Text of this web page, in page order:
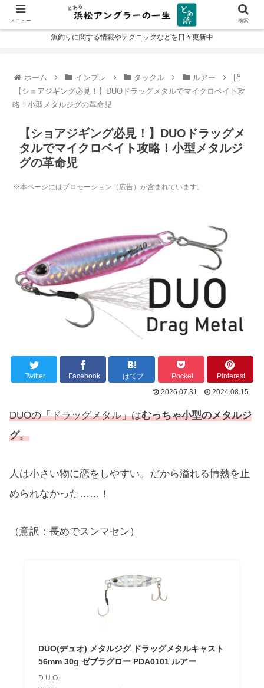
魚釣りに関する情報やテクニックなどを日々更新中
ホーム インプレ タックル
ルアー
【ショアジギング必見！】DUOドラッグメタルでマイクロベイト攻
略！小型メタルジグの革命児
【ショアジギング必見！】DUOドラッグメ
タルでマイクロベイト攻略！小型メタルジ
グの革命児
※本ページにはプロモーション（広告）が含まれています。
Twitter Facebook はてブ Pocket
Pinterest
2026.07.31
2024.08.15
DUOの「ドラッグメタル」はむっちゃ小型のメタルジ
グ。
人は小さい物に恋をしやすい。だから溢れる情熱を止
められなかった……！
（意訳：長めでスンマセン）
DUO(デュオ) メタルジグ ドラッグメタルキャスト
56mm 30g ゼブラグロー PDA0101 ルアー
D.U.O.
メニュー 検索